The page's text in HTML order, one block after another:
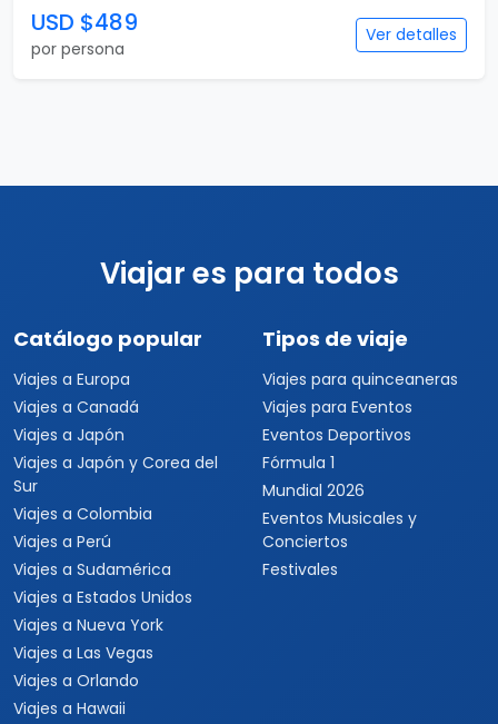
USD $489
por persona
Ver detalles
Viajar es para todos
Catálogo popular
Viajes a Europa
Viajes a Canadá
Viajes a Japón
Viajes a Japón y Corea del
Sur
Viajes a Colombia
Viajes a Perú
Viajes a Sudamérica
Viajes a Estados Unidos
Viajes a Nueva York
Viajes a Las Vegas
Viajes a Orlando
Viajes a Hawaii
Tipos de viaje
Viajes para quinceaneras
Viajes para Eventos
Eventos Deportivos
Fórmula 1
Mundial 2026
Eventos Musicales y
Conciertos
Festivales